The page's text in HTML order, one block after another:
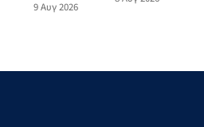
και προς
16
9 Αυγ 2026
αλλάζουν όψη